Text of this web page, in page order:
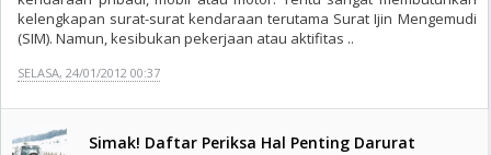
kelengkapan surat-surat kendaraan terutama Surat Ijin Mengemudi
(SIM). Namun, kesibukan pekerjaan atau aktifitas ..
SELASA, 24/01/2012 00:37
Simak! Daftar Periksa Hal Penting Darurat